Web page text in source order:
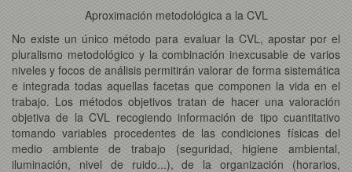
Aproximación metodológica a la CVL
No existe un único método para evaluar la CVL, apostar por el
pluralismo metodológico y la combinación inexcusable de varios
niveles y focos de análisis permitirán valorar de forma sistemática
e integrada todas aquellas facetas que componen la vida en el
trabajo. Los métodos objetivos tratan de hacer una valoración
objetiva de la CVL recogiendo información de tipo cuantitativo
tomando variables procedentes de las condiciones físicas del
medio ambiente de trabajo (seguridad, higiene ambiental,
iluminación, nivel de ruido...), de la organización (horarios,